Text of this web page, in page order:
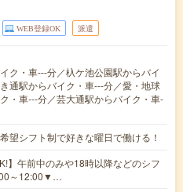
WEB登録OK 派遣
ク・車---分／杁ケ池公園駅からバイ
通駅からバイク・車---分／愛・地球
・車---分／芸大通駅からバイク・車-
望シフト制で好きな曜日で働ける！
】午前中のみや18時以降などのシフ
～12:00▼…